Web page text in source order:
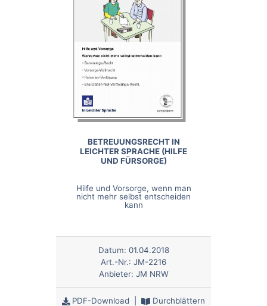
BETREUUNGSRECHT IN
LEICHTER SPRACHE (HILFE
UND FÜRSORGE)
Hilfe und Vorsorge, wenn man
nicht mehr selbst entscheiden
kann
Datum: 01.04.2018
Art.-Nr.: JM-2216
Anbieter: JM NRW
PDF-Download Durchblättern